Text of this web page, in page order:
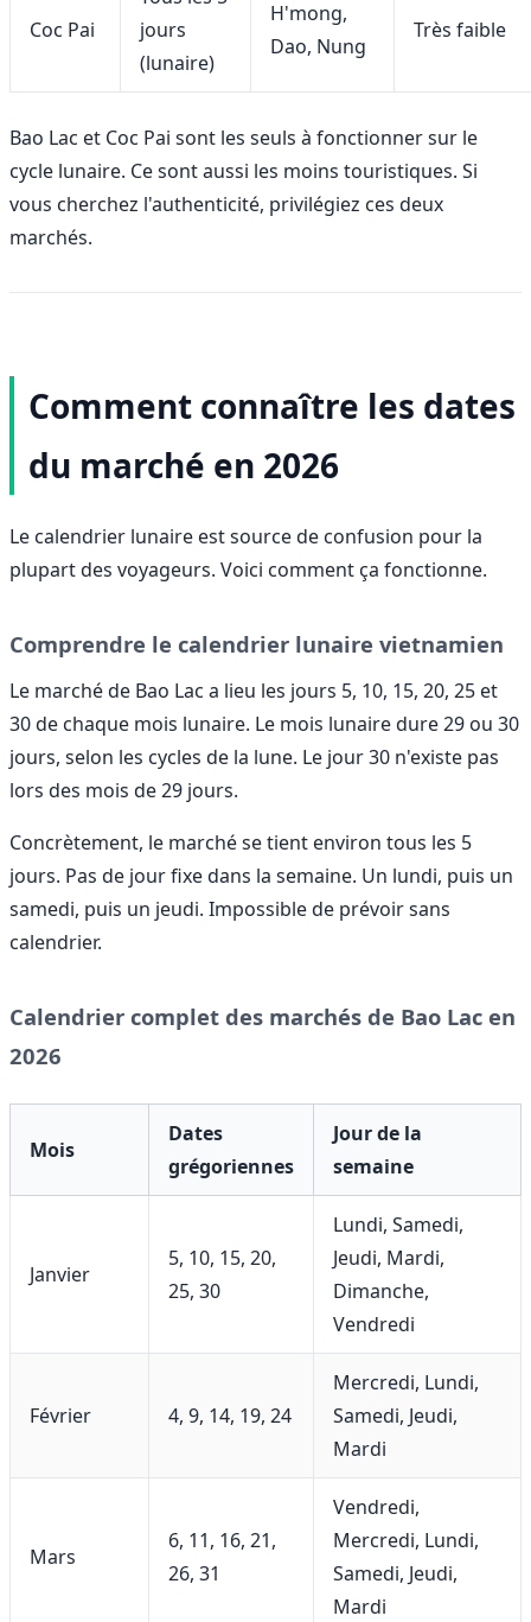
Coc Pai
jours
(lunaire)
H'mong,
Dao, Nung
Très faible
Bao Lac et Coc Pai sont les seuls à fonctionner sur le
cycle lunaire. Ce sont aussi les moins touristiques. Si
vous cherchez l'authenticité, privilégiez ces deux
marchés.
Comment connaître les dates
du marché en 2026
Le calendrier lunaire est source de confusion pour la
plupart des voyageurs. Voici comment ça fonctionne.
Comprendre le calendrier lunaire vietnamien
Le marché de Bao Lac a lieu les jours 5, 10, 15, 20, 25 et
30 de chaque mois lunaire. Le mois lunaire dure 29 ou 30
jours, selon les cycles de la lune. Le jour 30 n'existe pas
lors des mois de 29 jours.
Concrètement, le marché se tient environ tous les 5
jours. Pas de jour fixe dans la semaine. Un lundi, puis un
samedi, puis un jeudi. Impossible de prévoir sans
calendrier.
Calendrier complet des marchés de Bao Lac en
2026
Mois
Dates
grégoriennes
Jour de la
semaine
Janvier
5, 10, 15, 20,
25, 30
Lundi, Samedi,
Jeudi, Mardi,
Dimanche,
Vendredi
Février 4, 9, 14, 19, 24
Mercredi, Lundi,
Samedi, Jeudi,
Mardi
Mars
6, 11, 16, 21,
26, 31
Vendredi,
Mercredi, Lundi,
Samedi, Jeudi,
Mardi